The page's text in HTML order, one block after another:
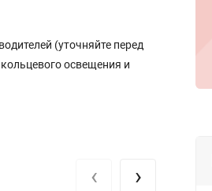
(уточняйте перед
освещения и
‹ ›